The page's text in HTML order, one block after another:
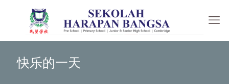
快乐的一天